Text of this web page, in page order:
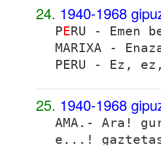
24. 1940-1968
PERU - Emen
MARIXA -
PERU - Ez,
25. 1940-1968
AMA.- Ara!
e...!